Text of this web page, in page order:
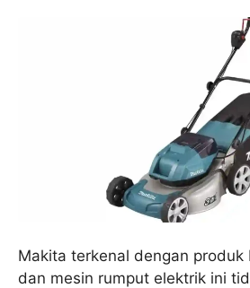
Makita terkenal dengan produk
dan mesin rumput elektrik ini